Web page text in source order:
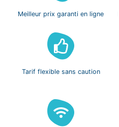
Meilleur prix garanti en ligne
Tarif flexible sans caution